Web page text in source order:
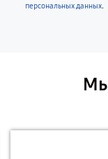
персональных данных.